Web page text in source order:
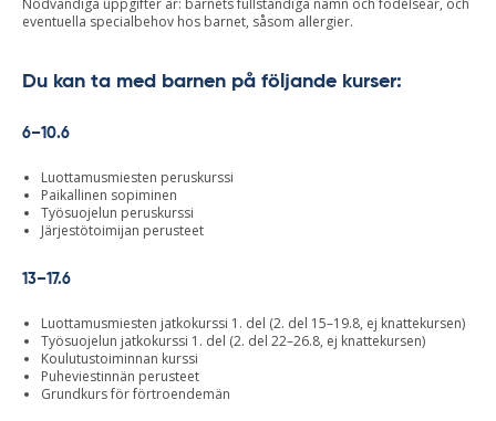
Nödvändiga uppgifter är: barnets fullständiga namn och födelseår, och
eventuella specialbehov hos barnet, såsom allergier.
Du kan ta med barnen på följande kurser:
6–10.6
Luottamusmiesten peruskurssi
Paikallinen sopiminen
Työsuojelun peruskurssi
Järjestötoimijan perusteet
13–17.6
Luottamusmiesten jatkokurssi 1. del (2. del 15–19.8, ej knattekursen)
Työsuojelun jatkokurssi 1. del (2. del 22–26.8, ej knattekursen)
Koulutustoiminnan kurssi
Puheviestinnän perusteet
Grundkurs för förtroendemän